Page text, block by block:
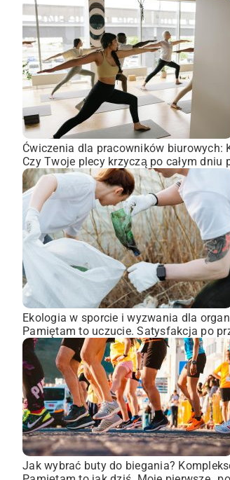
Ćwiczenia dla pracowników biurowych:
Czy Twoje plecy krzyczą po całym
Ekologia w sporcie i wyzwania dla
Pamiętam to uczucie. Satysfakcja po
Jak wybrać buty do biegania?